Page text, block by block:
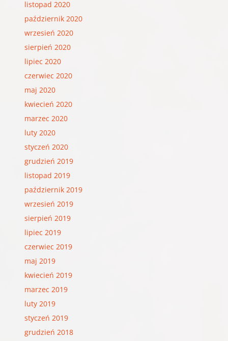
listopad 2020
październik 2020
wrzesień 2020
sierpień 2020
lipiec 2020
czerwiec 2020
maj 2020
kwiecień 2020
marzec 2020
luty 2020
styczeń 2020
grudzień 2019
listopad 2019
październik 2019
wrzesień 2019
sierpień 2019
lipiec 2019
czerwiec 2019
maj 2019
kwiecień 2019
marzec 2019
luty 2019
styczeń 2019
grudzień 2018